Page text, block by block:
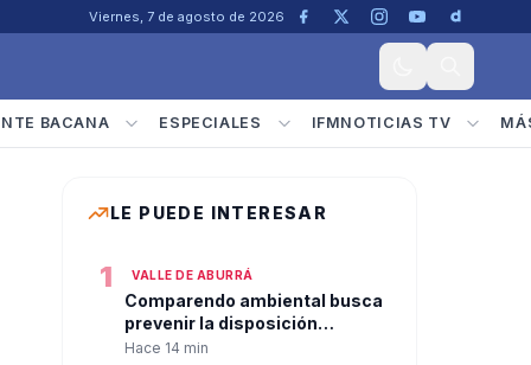
Viernes, 7 de agosto de 2026
BACANA ESPECIALES IFMNOTICIAS TV
LE PUEDE INTERESAR
1 VALLE DE ABURRÁ
Comparendo ambiental busca
prevenir la disposición
inadecuada de residuos en
Hace 14 min